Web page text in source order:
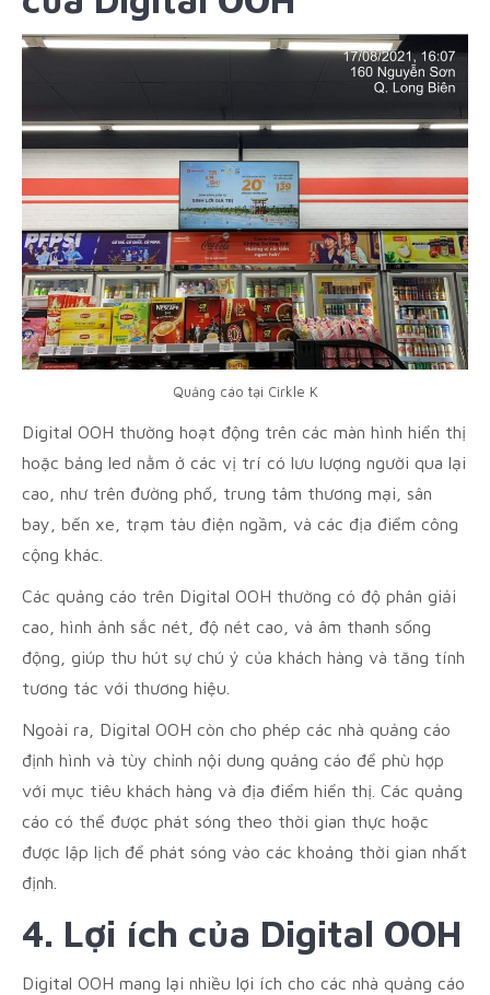
Quảng cáo tại Cirkle K
Digital OOH thường hoạt động trên các màn hình hiển thị
hoặc bảng led nằm ở các vị trí có lưu lượng người qua lại
cao, như trên đường phố, trung tâm thương mại, sân
bay, bến xe, trạm tàu điện ngầm, và các địa điểm công
cộng khác.
Các quảng cáo trên Digital OOH thường có độ phân giải
cao, hình ảnh sắc nét, độ nét cao, và âm thanh sống
động, giúp thu hút sự chú ý của khách hàng và tăng tính
tương tác với thương hiệu.
Ngoài ra, Digital OOH còn cho phép các nhà quảng cáo
định hình và tùy chỉnh nội dung quảng cáo để phù hợp
với mục tiêu khách hàng và địa điểm hiển thị. Các quảng
cáo có thể được phát sóng theo thời gian thực hoặc
được lập lịch để phát sóng vào các khoảng thời gian nhất
định.
4. Lợi ích của Digital OOH
Digital OOH mang lại nhiều lợi ích cho các nhà quảng cáo